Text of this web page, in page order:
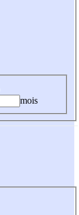
mois